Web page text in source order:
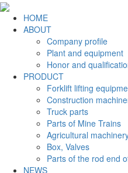
HOME
ABOUT
Company profile
Plant and equipment
Honor and
PRODUCT
Forklift lifting
Construction
Truck parts
Parts of Mine Trains
Agricultural
Box, Valves
Parts of the rod end
NEWS